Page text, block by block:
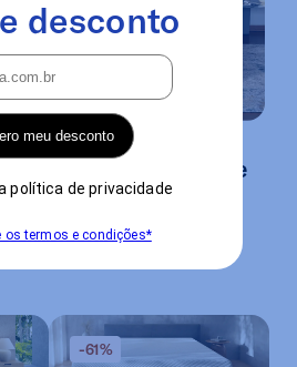
★★★★★5.0
Colchão Signature
Personalização e frescor
R$6.499
-61%
desconto
meu desconto
política de privacidade
os termos e condições*